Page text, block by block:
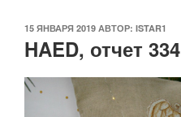
ОПУБЛИКОВАНО
15 ЯНВАРЯ 2019 АВТОР: ISTAR1
HAED, отчет 334